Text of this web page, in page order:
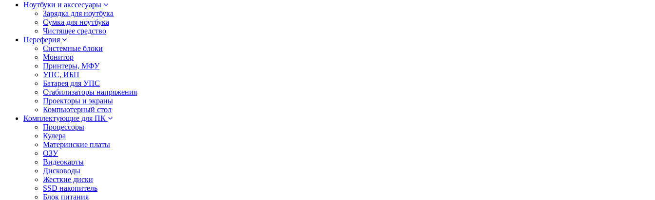
Ноутбуки и акссесуары
Зарядка для ноутбука
Сумка для ноутбука
Чистящее средство
Переферия
Системные блоки
Монитор
Принтеры, МФУ
УПС, ИБП
Батарея для УПС
Стабилизаторы напряжения
Проекторы и экраны
Компьютерный стол
Комплектующие для ПК
Процессоры
Кулера
Материнские платы
ОЗУ
Видеокарты
Дисководы
Жесткие диски
SSD накопитель
Блок питания